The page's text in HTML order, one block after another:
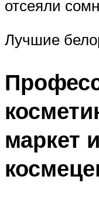
отсеяли
Лучшие
маркет